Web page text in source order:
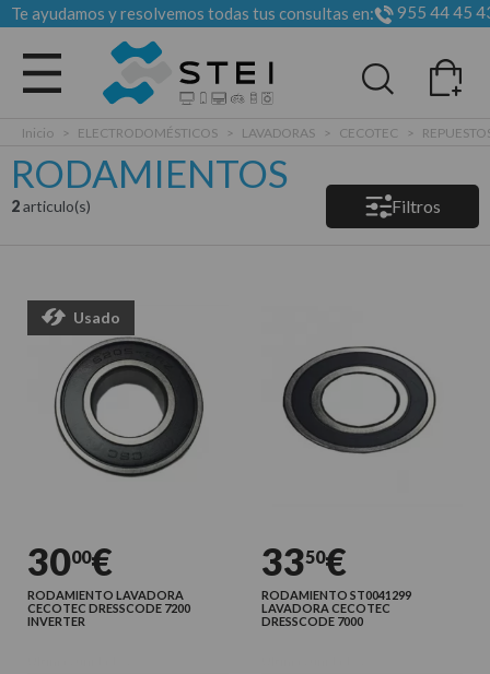
Te ayudamos y resolvemos todas tus consultas en: 955 44 45
Todas las categorias
Inicio > ELECTRODOMÉSTICOS > LAVADORAS > CECOTEC >
RODAMIENTOS
2articulo(s) Filtros
Usado
3000€
RODAMIENTO LAVADORA
CECOTEC DRESSCODE 7200
INVERTER
3350€
RODAMIENTO ST0041299
LAVADORA CECOTEC
DRESSCODE 7000